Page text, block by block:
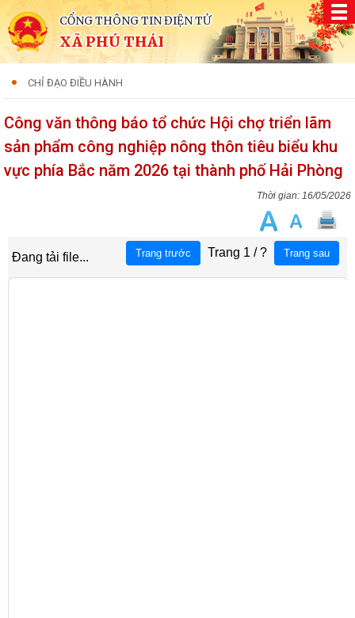
CỔNG THÔNG TIN ĐIỆN TỬ
XÃ PHÚ THÁI
CHỈ ĐẠO ĐIỀU HÀNH
Công văn thông báo tổ chức Hội chợ triển lãm
sản phẩm công nghiệp nông thôn tiêu biểu khu
vực phía Bắc năm 2026 tại thành phố Hải Phòng
16/05/2026